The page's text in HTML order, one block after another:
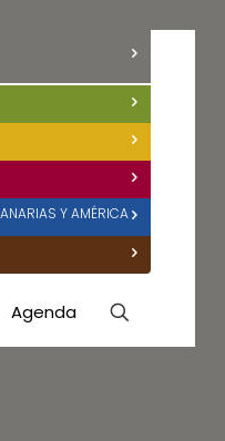
Agenda
Y AMÉRICA